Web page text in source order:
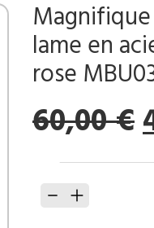
lame en
rose
60,00€
quantité